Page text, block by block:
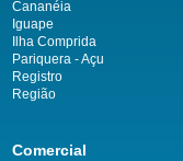
Cananéia
Iguape
Ilha Comprida
Pariquera - Açu
Registro
Região
Comercial